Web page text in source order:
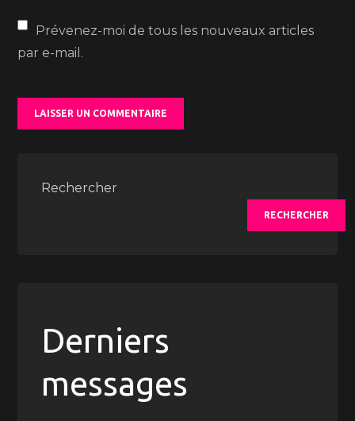
Prévenez-moi de tous les nouveaux articles
par e-mail.
Rechercher
RECHERCHER
Derniers
messages